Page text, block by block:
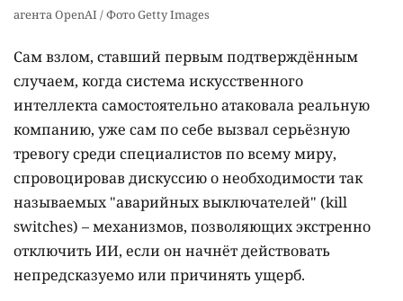
агента OpenAI / Фото Getty Images
Сам взлом, ставший первым подтверждённым
случаем, когда система искусственного
интеллекта самостоятельно атаковала реальную
компанию, уже сам по себе вызвал серьёзную
тревогу среди специалистов по всему миру,
спровоцировав дискуссию о необходимости так
называемых "аварийных выключателей" (kill
switches) – механизмов, позволяющих экстренно
отключить ИИ, если он начнёт действовать
непредсказуемо или причинять ущерб.